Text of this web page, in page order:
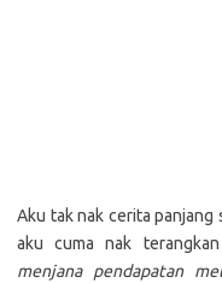
Aku tak nak cerita panjang
aku cuma nak terangkan
menjana pendapatan